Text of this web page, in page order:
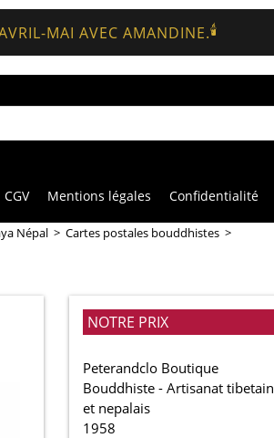
MAI AVEC AMANDINE.🕯️
CGV Mentions légales Confidentialité
Népal > Cartes postales bouddhistes >
NOTRE PRIX
Peterandclo Boutique
Bouddhiste - Artisanat tibetain
et nepalais
1958